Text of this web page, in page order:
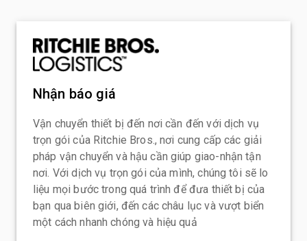
Nhận báo giá
Vận chuyển thiết bị đến nơi cần đến với dịch vụ
trọn gói của Ritchie Bros., nơi cung cấp các giải
pháp vận chuyển và hậu cần giúp giao-nhận tận
nơi. Với dịch vụ trọn gói của mình, chúng tôi sẽ lo
liệu mọi bước trong quá trình để đưa thiết bị của
bạn qua biên giới, đến các châu lục và vượt biển
một cách nhanh chóng và hiệu quả